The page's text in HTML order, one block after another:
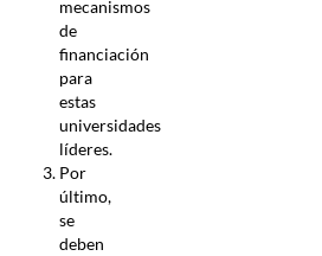
mecanismos
de
financiación
para
estas
universidades
líderes.
Por
último,
se
deben